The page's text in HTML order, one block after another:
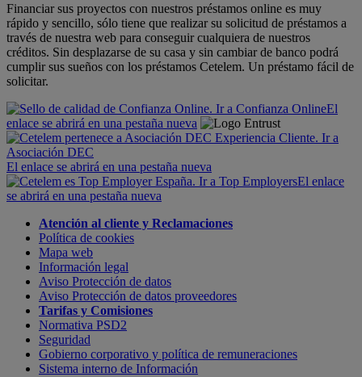
Financiar sus proyectos con nuestros préstamos online es muy
rápido y sencillo, sólo tiene que realizar su solicitud de préstamos a
través de nuestra web para conseguir cualquiera de nuestros
créditos. Sin desplazarse de su casa y sin cambiar de banco podrá
cumplir sus sueños con los préstamos Cetelem. Un préstamo fácil de
solicitar.
El
enlace se abrirá en una pestaña nueva
El enlace se abrirá en una pestaña nueva
El enlace
se abrirá en una pestaña nueva
Atención al cliente y Reclamaciones
Política de cookies
Mapa web
Información legal
Aviso Protección de datos
Aviso Protección de datos proveedores
Tarifas y Comisiones
Normativa PSD2
Seguridad
Gobierno corporativo y política de remuneraciones
Sistema interno de Información